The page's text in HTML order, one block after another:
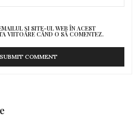
ȘI SITE-UL WEB ÎN ACEST
VIITOARE CÂND O SĂ COMENTEZ.